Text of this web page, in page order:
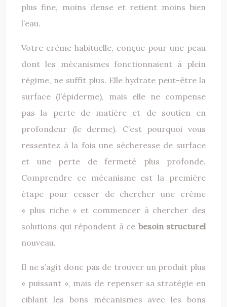
plus fine, moins dense et retient moins bien
l’eau.
Votre crème habituelle, conçue pour une peau
dont les mécanismes fonctionnaient à plein
régime, ne suffit plus. Elle hydrate peut-être la
surface (l’épiderme), mais elle ne compense
pas la perte de matière et de soutien en
profondeur (le derme). C’est pourquoi vous
ressentez à la fois une sécheresse de surface
et une perte de fermeté plus profonde.
Comprendre ce mécanisme est la première
étape pour cesser de chercher une crème
« plus riche » et commencer à chercher des
solutions qui répondent à ce besoin structurel
nouveau.
Il ne s’agit donc pas de trouver un produit plus
« puissant », mais de repenser sa stratégie en
ciblant les bons mécanismes avec les bons